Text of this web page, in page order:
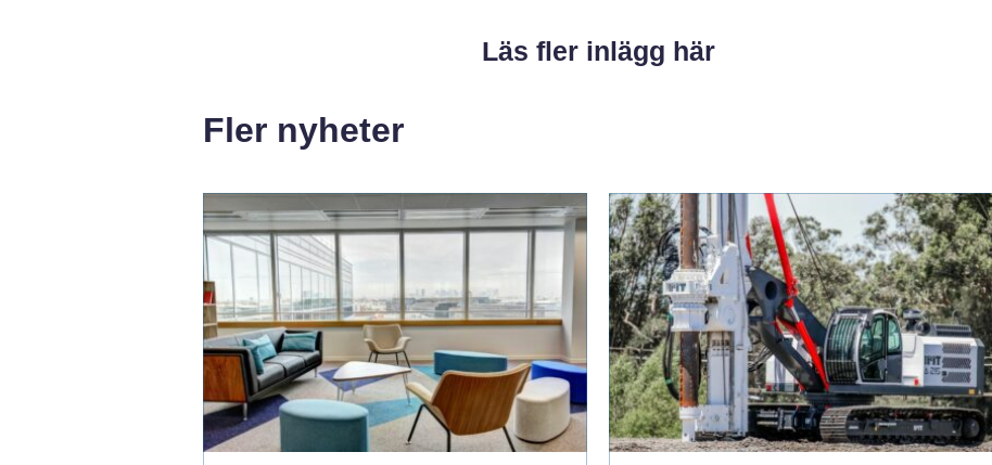
Läs fler inlägg här
Fler nyheter